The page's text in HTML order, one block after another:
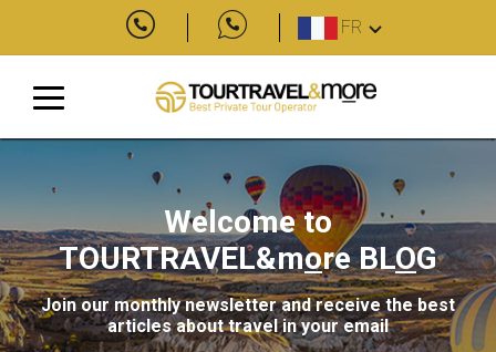
FR
Welcome to
TOURTRAVEL&moreBLOG
Join our monthly newsletter and receive the best
articles about travel in your email